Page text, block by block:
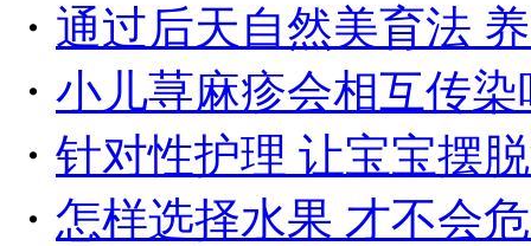
・ 通过后天自然美育法
・ 小儿荨麻疹会相互传染
・ 针对性护理 让宝宝摆
・ 怎样选择水果 才不会